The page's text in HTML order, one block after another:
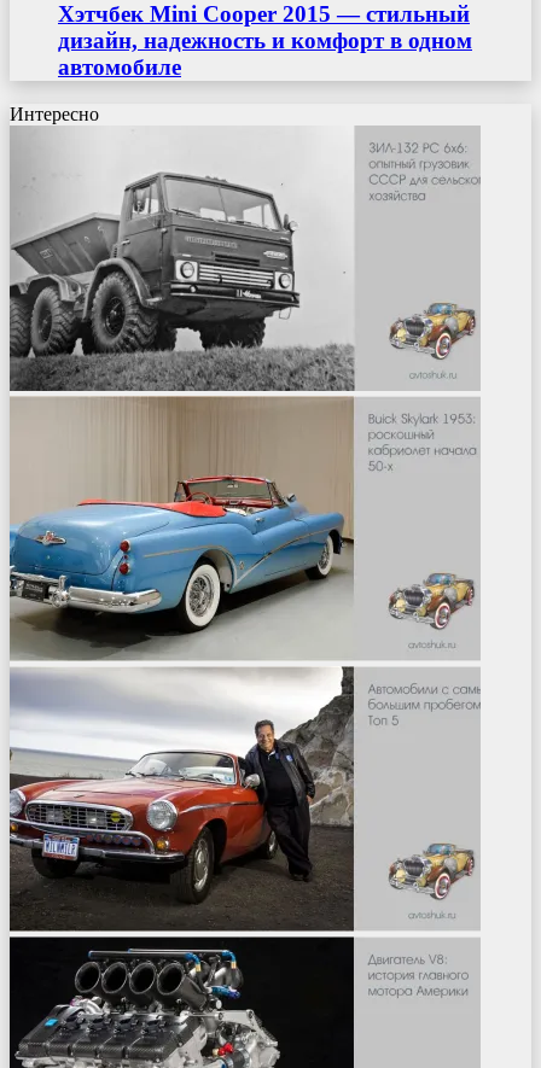
Хэтчбек Mini Cooper 2015 — стильный
дизайн, надежность и комфорт в одном
автомобиле
Интересно